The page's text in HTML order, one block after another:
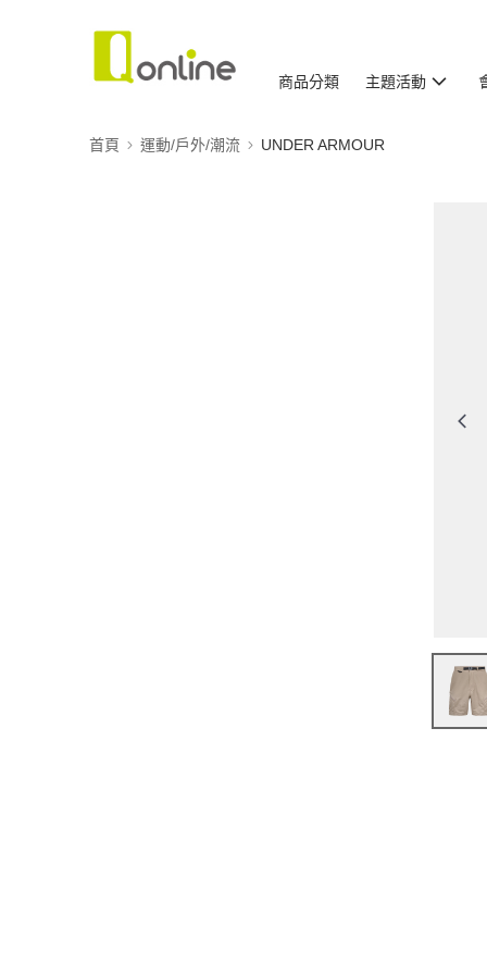
商品分類 主題活動
首頁 運動/戶外/潮流 UNDER ARMOUR